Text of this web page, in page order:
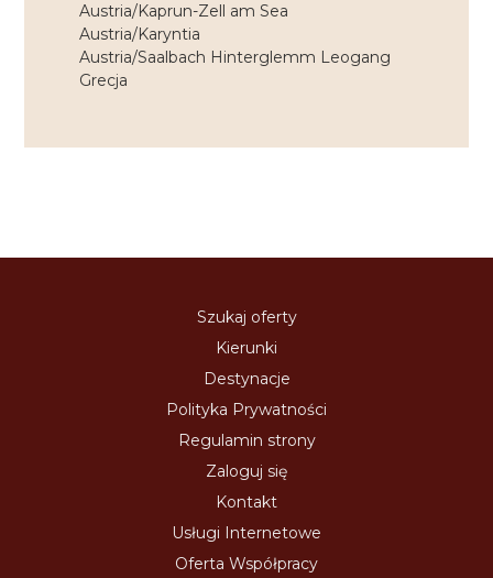
Austria/Kaprun-Zell am Sea
Austria/Karyntia
Austria/Saalbach Hinterglemm Leogang
Grecja
Szukaj oferty
Kierunki
Destynacje
Polityka Prywatności
Regulamin strony
Zaloguj się
Kontakt
Usługi Internetowe
Oferta Współpracy